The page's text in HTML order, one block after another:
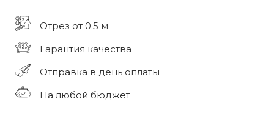
Отрез от 0.5 м
Гарантия качества
Отправка в день оплаты
На любой бюджет